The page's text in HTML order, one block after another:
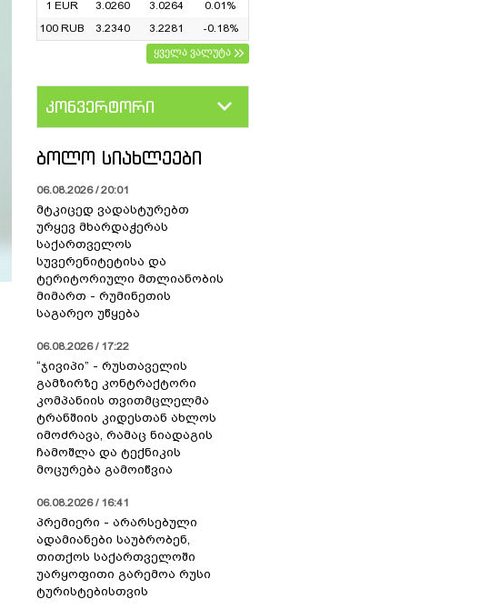
1 EUR
3.0260 3.0264
0.01%
100 RUB
3.2340 3.2281
-0.18%
ყველა ვალუტა
კონვერტორი
ᲑᲝᲚᲝ ᲡᲘᲐᲮᲚᲔᲔᲑᲘ
06.08.2026 / 20:01
მტკიცედ ვადასტურებთ
ურყევ მხარდაჭერას
საქართველოს
სუვერენიტეტისა და
ტერიტორიული მთლიანობის
მიმართ - რუმინეთის
საგარეო უწყება
06.08.2026 / 17:22
“ჯივიპი” - რუსთაველის
გამზირზე კონტრაქტორი
კომპანიის თვითმცლელმა
ტრანშიის კიდესთან ახლოს
იმოძრავა, რამაც ნიადაგის
ჩამოშლა და ტექნიკის
მოცურება გამოიწვია
06.08.2026 / 16:41
პრემიერი - არარსებული
ადამიანები საუბრობენ,
თითქოს საქართველოში
უარყოფითი გარემოა რუსი
ტურისტებისთვის